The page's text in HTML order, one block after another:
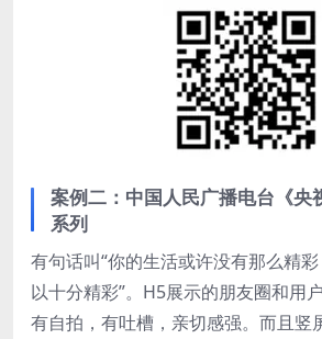
案例二：中国人民广播电台《央
系列
有句话叫“你的生活或许没有那么精
以十分精彩”。H5展示的朋友圈和用
有自拍，有吐槽，亲切感强。而且竖